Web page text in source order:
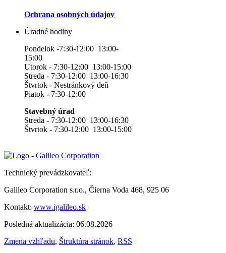
Ochrana osobných údajov
Úradné hodiny
Pondelok -7:30-12:00 13:00-
15:00
Utorok - 7:30-12:00 13:00-15:00
Streda - 7:30-12:00 13:00-16:30
Štvrtok - Nestránkový deň
Piatok - 7:30-12:00
Stavebný úrad
Streda - 7:30-12:00 13:00-16:30
Štvrtok - 7:30-12:00 13:00-15:00
Technický prevádzkovateľ:
Galileo Corporation s.r.o., Čierna Voda 468, 925 06
Kontakt: www.igalileo.sk
Posledná aktualizácia: 06.08.2026
Zmena vzhľadu, Štruktúra stránok, RSS